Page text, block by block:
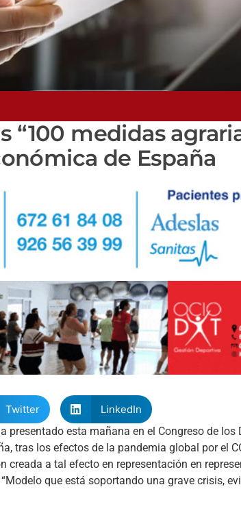
“100 medidas
de España
Twitter
LinkedIn
presentado esta mañana en el Congreso de los
tras los efectos de la pandemia global por el
creada a tal efecto en representación en
que está soportando una grave crisis,